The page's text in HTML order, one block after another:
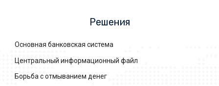
Решения
Основная банковская система
Центральный информационный файл
Борьба с отмыванием денег